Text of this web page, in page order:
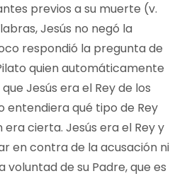
previos a su muerte (v.
Jesús no negó la
respondió la pregunta de
quien automáticamente
Jesús era el Rey de los
entendiera qué tipo de Rey
era cierta. Jesús era el Rey y
en contra de la acusación ni
de su Padre, que es